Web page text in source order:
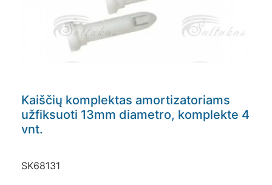
Kaiščių komplektas amortizatoriams
užfiksuoti 13mm diametro, komplekte 4
vnt.
SK68131